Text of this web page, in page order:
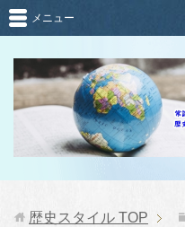
メニュー
歴史スタイル TOP